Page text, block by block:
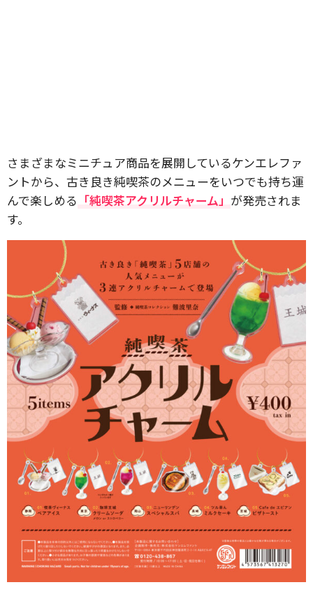
さまざまなミニチュア商品を展開しているケンエレファ
ントから、古き良き純喫茶のメニューをいつでも持ち運
んで楽しめる 「純喫茶アクリルチャーム」 が発売されま
す。